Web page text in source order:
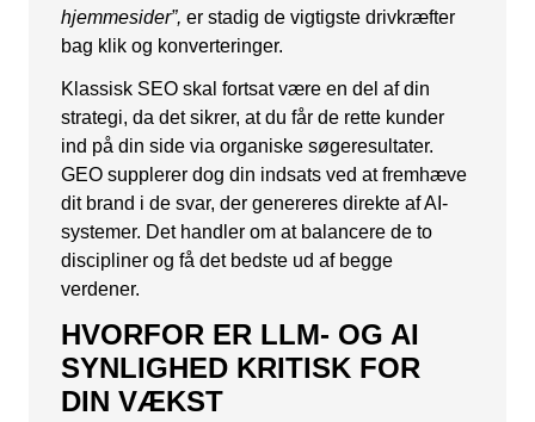
hjemmesider”, er stadig de vigtigste drivkræfter
bag klik og konverteringer.
Klassisk SEO skal fortsat være en del af din
strategi, da det sikrer, at du får de rette kunder
ind på din side via organiske søgeresultater.
GEO supplerer dog din indsats ved at fremhæve
dit brand i de svar, der genereres direkte af AI-
systemer. Det handler om at balancere de to
discipliner og få det bedste ud af begge
verdener.
HVORFOR ER LLM- OG AI
SYNLIGHED KRITISK FOR
DIN VÆKST